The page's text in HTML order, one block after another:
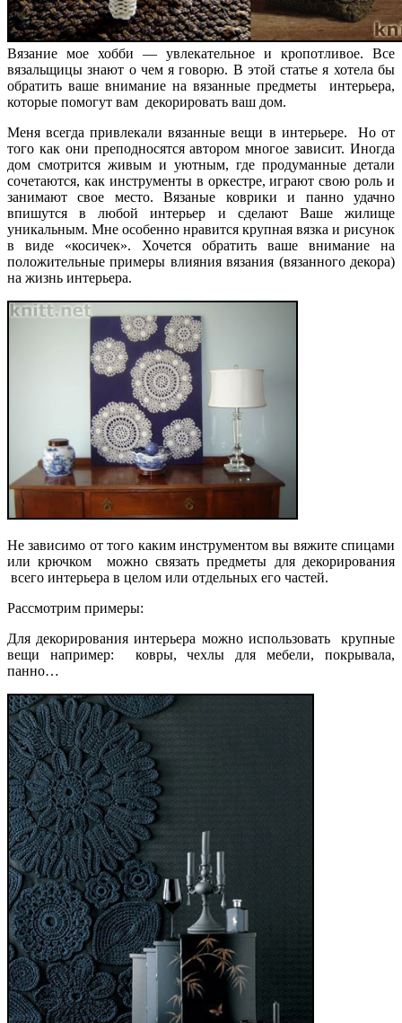
Вязание мое хобби — увлекательное и кропотливое. Все
вязальщицы знают о чем я говорю. В этой статье я хотела бы
обратить ваше внимание на вязанные предметы интерьера,
которые помогут вам декорировать ваш дом.
Меня всегда привлекали вязанные вещи в интерьере. Но от
того как они преподносятся автором многое зависит. Иногда
дом смотрится живым и уютным, где продуманные детали
сочетаются, как инструменты в оркестре, играют свою роль и
занимают свое место. Вязаные коврики и панно удачно
впишутся в любой интерьер и сделают Ваше жилище
уникальным. Мне особенно нравится крупная вязка и рисунок
в виде «косичек». Хочется обратить ваше внимание на
положительные примеры влияния вязания (вязанного декора)
на жизнь интерьера.
Не зависимо от того каким инструментом вы вяжите спицами
или крючком можно связать предметы для декорирования
всего интерьера в целом или отдельных его частей.
Рассмотрим примеры:
Для декорирования интерьера можно использовать крупные
вещи например: ковры, чехлы для мебели, покрывала,
панно…